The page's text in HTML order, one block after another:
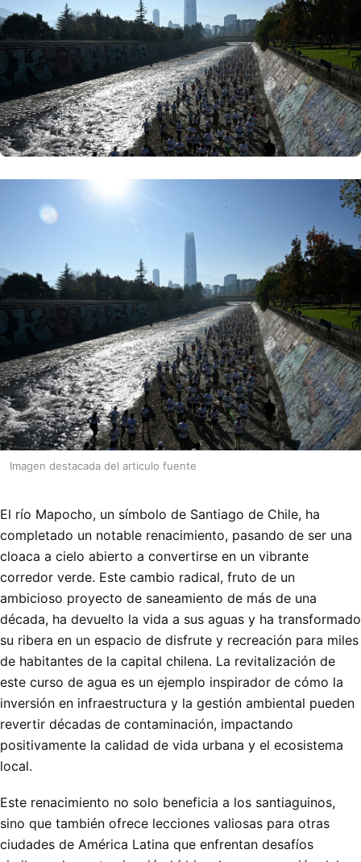
Imagen destacada del articulo fuente
El río Mapocho, un símbolo de Santiago de Chile, ha
completado un notable renacimiento, pasando de ser una
cloaca a cielo abierto a convertirse en un vibrante
corredor verde. Este cambio radical, fruto de un
ambicioso proyecto de saneamiento de más de una
década, ha devuelto la vida a sus aguas y ha transformado
su ribera en un espacio de disfrute y recreación para miles
de habitantes de la capital chilena. La revitalización de
este curso de agua es un ejemplo inspirador de cómo la
inversión en infraestructura y la gestión ambiental pueden
revertir décadas de contaminación, impactando
positivamente la calidad de vida urbana y el ecosistema
local.
Este renacimiento no solo beneficia a los santiaguinos,
sino que también ofrece lecciones valiosas para otras
ciudades de América Latina que enfrentan desafíos